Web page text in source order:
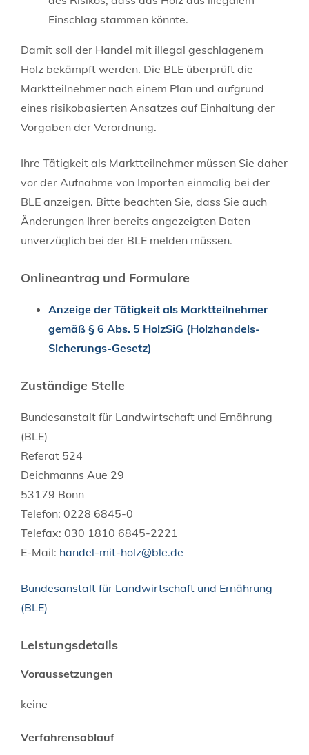
Einschlag stammen könnte.
Damit soll der Handel mit illegal geschlagenem
Holz bekämpft werden. Die BLE überprüft die
Marktteilnehmer nach einem Plan und aufgrund
eines risikobasierten Ansatzes auf Einhaltung der
Vorgaben der Verordnung.
Ihre Tätigkeit als Marktteilnehmer müssen Sie daher
vor der Aufnahme von Importen einmalig bei der
BLE anzeigen. Bitte beachten Sie, dass Sie auch
Änderungen Ihrer bereits angezeigten Daten
unverzüglich bei der BLE melden müssen.
Onlineantrag und Formulare
Anzeige der Tätigkeit als Marktteilnehmer
gemäß § 6 Abs. 5 HolzSiG (Holzhandels-
Sicherungs-Gesetz)
Zuständige Stelle
Bundesanstalt für Landwirtschaft und Ernährung
(BLE)
Referat 524
Deichmanns Aue 29
53179 Bonn
Telefon: 0228 6845-0
Telefax: 030 1810 6845-2221
E-Mail: handel-mit-holz@ble.de
Bundesanstalt für Landwirtschaft und Ernährung
(BLE)
Leistungsdetails
Voraussetzungen
keine
Verfahrensablauf